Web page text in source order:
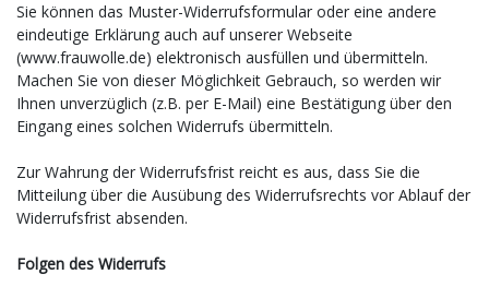
Sie können das Muster-Widerrufsformular oder eine andere
eindeutige Erklärung auch auf unserer Webseite
(www.frauwolle.de) elektronisch ausfüllen und übermitteln.
Machen Sie von dieser Möglichkeit Gebrauch, so werden wir
Ihnen unverzüglich (z.B. per E-Mail) eine Bestätigung über den
Eingang eines solchen Widerrufs übermitteln.
Zur Wahrung der Widerrufsfrist reicht es aus, dass Sie die
Mitteilung über die Ausübung des Widerrufsrechts vor Ablauf der
Widerrufsfrist absenden.
Folgen des Widerrufs